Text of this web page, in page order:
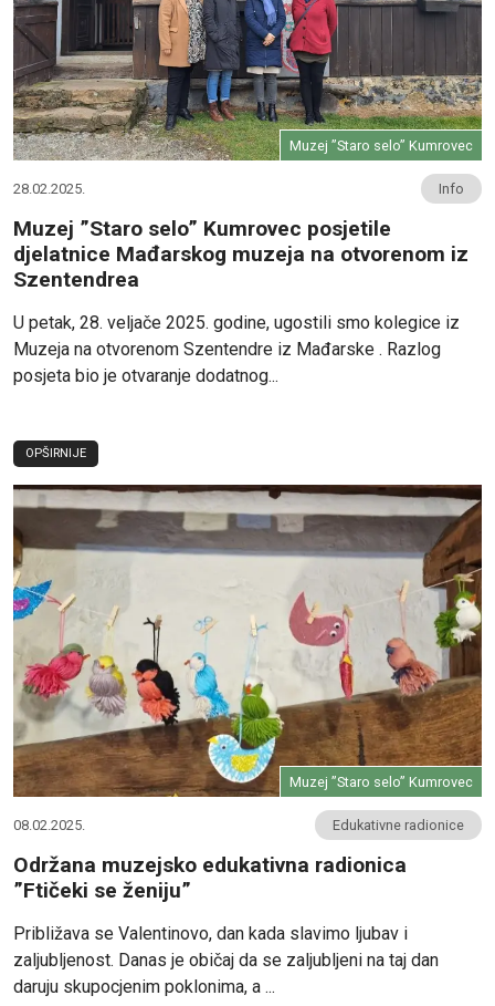
Muzej ”Staro selo” Kumrovec
28.02.2025. Info
Muzej ”Staro selo” Kumrovec posjetile
djelatnice Mađarskog muzeja na otvorenom iz
Szentendrea
U petak, 28. veljače 2025. godine, ugostili smo kolegice iz
Muzeja na otvorenom Szentendre iz Mađarske . Razlog
posjeta bio je otvaranje dodatnog...
OPŠIRNIJE
Muzej ”Staro selo” Kumrovec
08.02.2025. Edukativne radionice
Održana muzejsko edukativna radionica
”Ftičeki se ženiju”
Približava se Valentinovo, dan kada slavimo ljubav i
zaljubljenost. Danas je običaj da se zaljubljeni na taj dan
daruju skupocjenim poklonima, a ...